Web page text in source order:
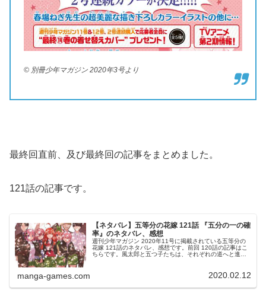
© 別冊少年マガジン 2020年3号より
最終回直前、及び最終回の記事をまとめました。
121話の記事です。
【ネタバレ】五等分の花嫁 121話 『五分の一の確
率』のネタバレ、感想
週刊少年マガジン 2020年11号に掲載されている五等分の
花嫁 121話のネタバレ、感想です。前回 120話の記事はこ
ちらです。風太郎と五つ子たちは、それぞれの道へと進み
manga-games.com 2020.02.12